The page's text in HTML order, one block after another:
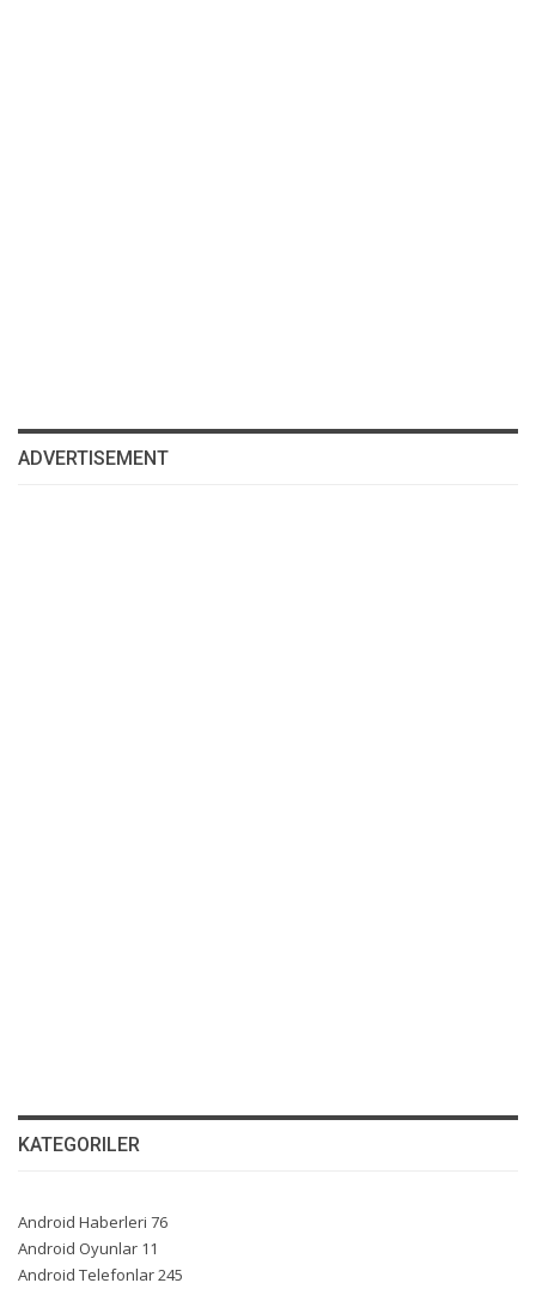
ADVERTISEMENT
KATEGORILER
Android Haberleri 76
Android Oyunlar 11
Android Telefonlar245